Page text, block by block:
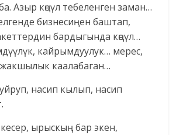
Азыр көңүл тебеленген заман…
бизнесиңен баштап,
бардыгында көңүл…
кайрымдуулук… мерес,
каалабаган…
насип кылып, насип
ырыскың бар экен,